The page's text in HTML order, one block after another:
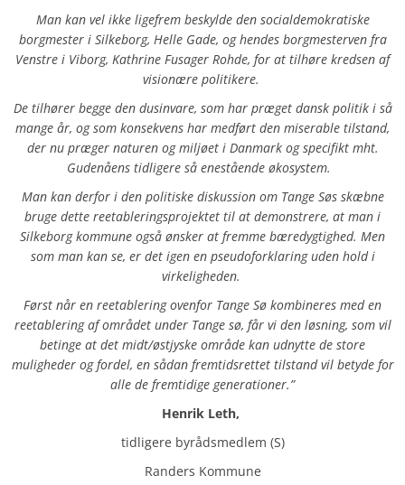
Man kan vel ikke ligefrem beskylde den socialdemokratiske
borgmester i Silkeborg, Helle Gade, og hendes borgmesterven fra
Venstre i Viborg, Kathrine Fusager Rohde, for at tilhøre kredsen af
visionære politikere.
De tilhører begge den dusinvare, som har præget dansk politik i så
mange år, og som konsekvens har medført den miserable tilstand,
der nu præger naturen og miljøet i Danmark og specifikt mht.
Gudenåens tidligere så enestående økosystem.
Man kan derfor i den politiske diskussion om Tange Søs skæbne
bruge dette reetableringsprojektet til at demonstrere, at man i
Silkeborg kommune også ønsker at fremme bæredygtighed. Men
som man kan se, er det igen en pseudoforklaring uden hold i
virkeligheden.
Først når en reetablering ovenfor Tange Sø kombineres med en
reetablering af området under Tange sø, får vi den løsning, som vil
betinge at det midt/østjyske område kan udnytte de store
muligheder og fordel, en sådan fremtidsrettet tilstand vil betyde for
alle de fremtidige generationer.”
Henrik Leth,
tidligere byrådsmedlem (S)
Randers Kommune